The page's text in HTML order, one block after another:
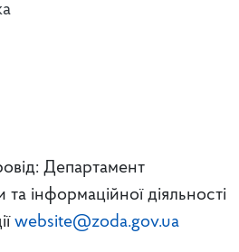
Департамент
та інформаційної діяльності
website@zoda.gov.ua